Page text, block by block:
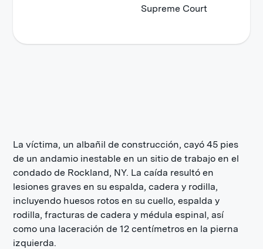
Supreme Court
La víctima, un albañil de construcción, cayó 45 pies
de un andamio inestable en un sitio de trabajo en el
condado de Rockland, NY. La caída resultó en
lesiones graves en su espalda, cadera y rodilla,
incluyendo huesos rotos en su cuello, espalda y
rodilla, fracturas de cadera y médula espinal, así
como una laceración de 12 centímetros en la pierna
izquierda.